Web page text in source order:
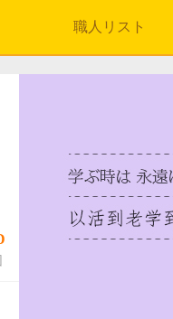
職人リスト